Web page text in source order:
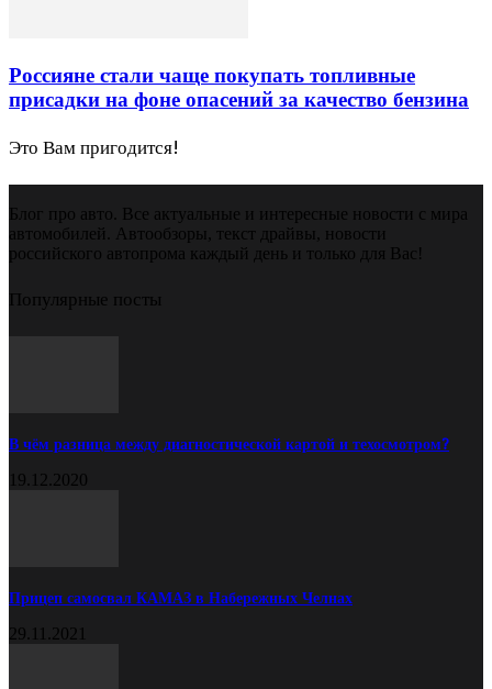
Россияне стали чаще покупать топливные
присадки на фоне опасений за качество бензина
Это Вам пригодится!
Блог про авто. Все актуальные и интересные новости с мира
автомобилей. Автообзоры, текст драйвы, новости
российского автопрома каждый день и только для Вас!
Популярные посты
В чём разница между диагностической картой и техосмотром?
19.12.2020
Прицеп самосвал КАМАЗ в Набережных Челнах
29.11.2021